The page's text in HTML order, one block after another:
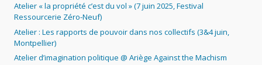
Atelier « la propriété c’est du vol » (7 juin 2025, Festival
Ressourcerie Zéro-Neuf)
Atelier : Les rapports de pouvoir dans nos collectifs (3&4 juin,
Montpellier)
Atelier d’imagination politique @ Ariège Against the Machism